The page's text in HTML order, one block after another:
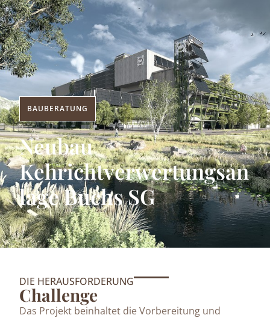
BAUBERATUNG
Neubau
Kehrichtverwertungsan
lage Buchs SG
DIE HERAUSFORDERUNG
Challenge
Das Projekt beinhaltet die Vorbereitung und